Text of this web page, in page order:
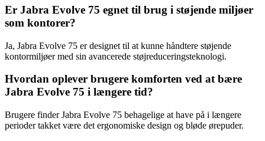
Er Jabra Evolve 75 egnet til brug i støjende miljøer
som kontorer?
Ja, Jabra Evolve 75 er designet til at kunne håndtere støjende
kontormiljøer med sin avancerede støjreduceringsteknologi.
Hvordan oplever brugere komforten ved at bære
Jabra Evolve 75 i længere tid?
Brugere finder Jabra Evolve 75 behagelige at have på i længere
perioder takket være det ergonomiske design og bløde ørepuder.